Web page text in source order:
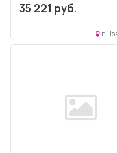
01.07.2026г. по...
35 221 руб.
г